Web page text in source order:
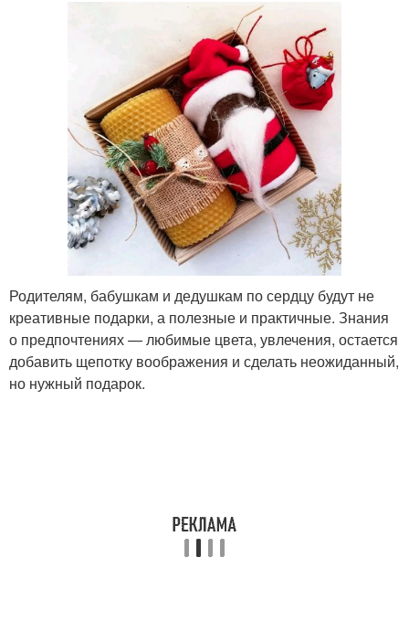
Родителям, бабушкам и дедушкам по сердцу будут не
креативные подарки, а полезные и практичные. Знания
о предпочтениях — любимые цвета, увлечения, остается
добавить щепотку воображения и сделать неожиданный,
но нужный подарок.